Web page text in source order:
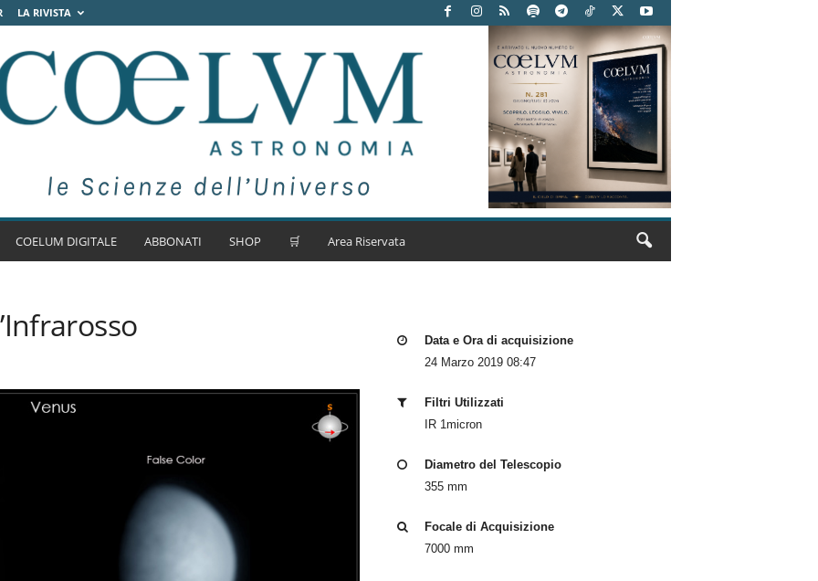
LA RIVISTA
COELUM DIGITALE ABBONATI SHOP 🛒 Area Riservata
Data e Ora di acquisizione
24 Marzo 2019 08:47
Filtri Utilizzati
IR 1micron
Diametro del Telescopio
355 mm
Focale di Acquisizione
7000 mm